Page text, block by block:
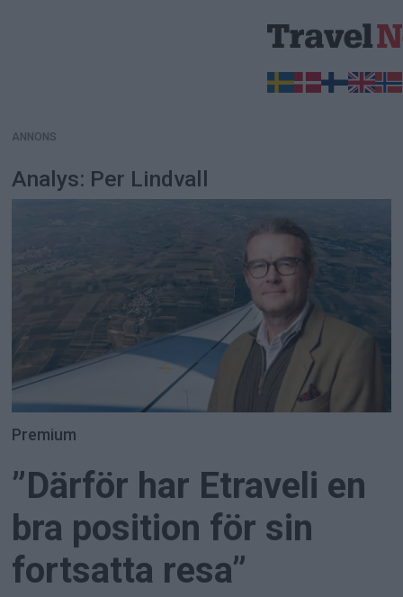
ANNONS
Analys: Per Lindvall
Premium
”Därför har Etraveli en
bra position för sin
fortsatta resa”